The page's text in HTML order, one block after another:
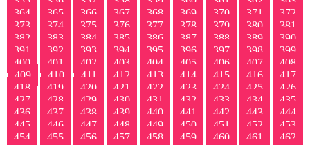
364
365 366 367 368 369 370 371
372
373
374 375 376 377 378 379 380
381
382
383 384 385 386 387 388 389
390
391
392 393 394 395 396 397 398
399
400
401 402 403 404 405 406 407
408
409
410 411 412 413 414 415 416
417
418
419 420 421 422 423 424 425
426
427
428 429 430 431 432 433 434
435
436
437 438 439 440 441 442 443
444
445
446 447 448 449 450 451 452
453
454
455 456 457 458 459 460 461
462